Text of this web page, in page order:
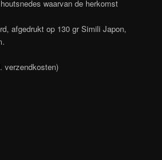
waarvan de herkomst
afgedrukt op 130 gr Simili Japon,
verzendkosten)